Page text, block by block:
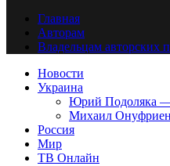
Главная
Авторам
Владельцам авторских
Новости
Украина
Юрий Подоляка
Михаил
Россия
Мир
ТВ Онлайн